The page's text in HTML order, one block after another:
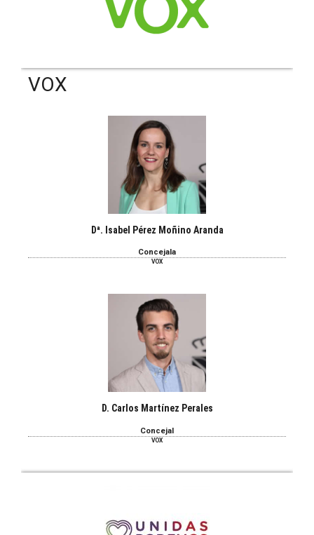
VOX
Dª. Isabel Pérez Moñino Aranda
Concejala
VOX
D. Carlos Martínez Perales
Concejal
VOX